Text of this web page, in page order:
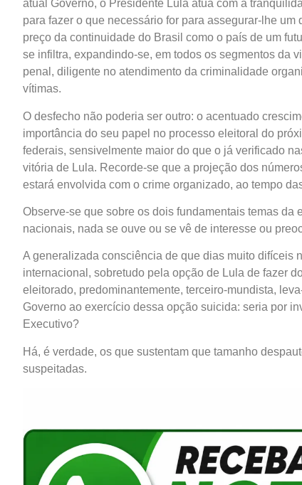
atual Governo, o Presidente Lula atua com a
para fazer o que necessário for para assegurar-lhe
preço da continuidade do Brasil como o país de um
se infiltra, expandindo-se, em todos os segmentos da
penal, diligente no atendimento da criminalidade
vítimas.
O desfecho não poderia ser outro: o acentuado
importância do seu papel no processo eleitoral do
federais, sensivelmente maior do que o já verificado
vitória de Lula. Recorde-se que a projeção dos
estará envolvida com o crime organizado, ao tempo
Observe-se que sobre os dois fundamentais temas
nacionais, nada se ouve ou se vê de interesse ou
A generalizada consciência de que dias muito difíceis
internacional, sobretudo pela opção de Lula de fazer
eleitorado, predominantemente, terceiro-mundista,
Governo ao exercício dessa opção suicida: seria por
Executivo?
Há, é verdade, os que sustentam que tamanho
suspeitadas.